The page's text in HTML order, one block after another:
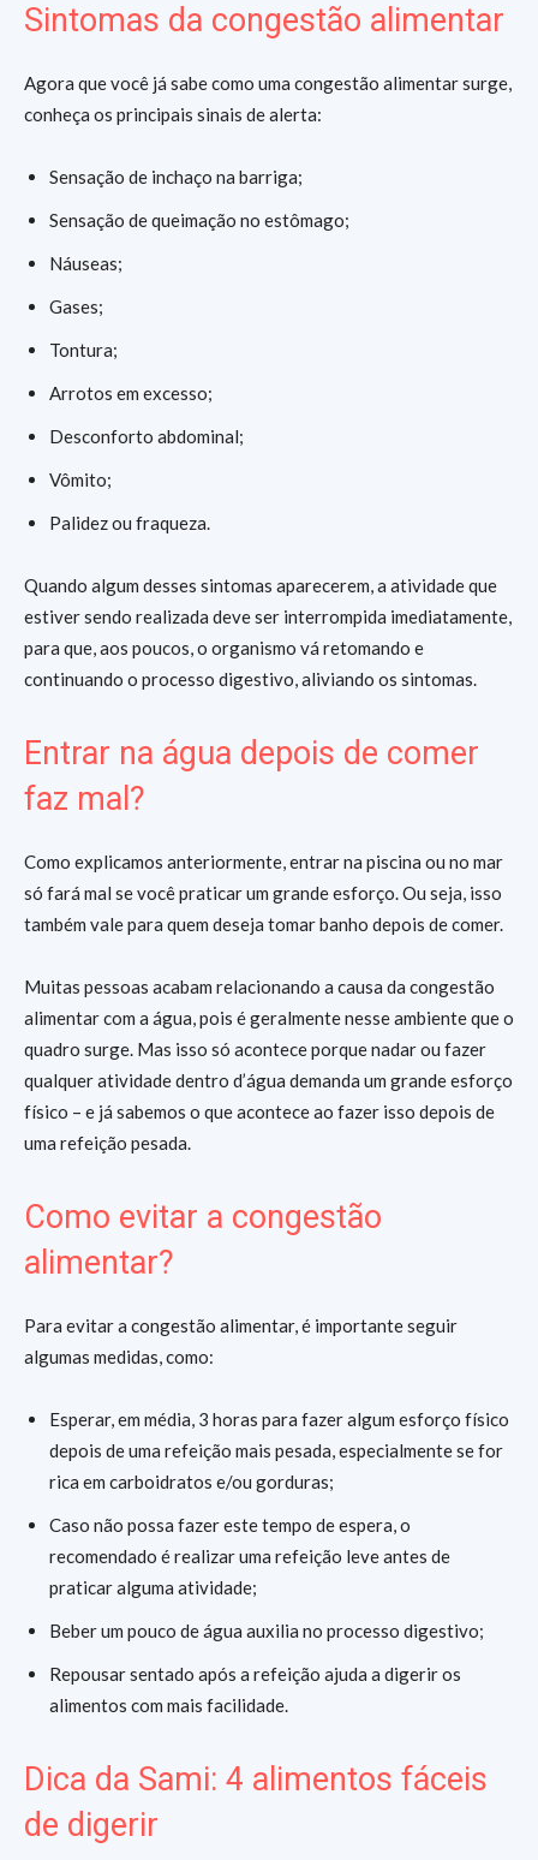
Sintomas da congestão alimentar
Agora que você já sabe como uma congestão alimentar surge,
conheça os principais sinais de alerta:
Sensação de inchaço na barriga;
Sensação de queimação no estômago;
Náuseas;
Gases;
Tontura;
Arrotos em excesso;
Desconforto abdominal;
Vômito;
Palidez ou fraqueza.
Quando algum desses sintomas aparecerem, a atividade que
estiver sendo realizada deve ser interrompida imediatamente,
para que, aos poucos, o organismo vá retomando e
continuando o processo digestivo, aliviando os sintomas.
Entrar na água depois de comer
faz mal?
Como explicamos anteriormente, entrar na piscina ou no mar
só fará mal se você praticar um grande esforço. Ou seja, isso
também vale para quem deseja tomar banho depois de comer.
Muitas pessoas acabam relacionando a causa da congestão
alimentar com a água, pois é geralmente nesse ambiente que o
quadro surge. Mas isso só acontece porque nadar ou fazer
qualquer atividade dentro d’água demanda um grande esforço
físico – e já sabemos o que acontece ao fazer isso depois de
uma refeição pesada.
Como evitar a congestão
alimentar?
Para evitar a congestão alimentar, é importante seguir
algumas medidas, como:
Esperar, em média, 3 horas para fazer algum esforço físico
depois de uma refeição mais pesada, especialmente se for
rica em carboidratos e/ou gorduras;
Caso não possa fazer este tempo de espera, o
recomendado é realizar uma refeição leve antes de
praticar alguma atividade;
Beber um pouco de água auxilia no processo digestivo;
Repousar sentado após a refeição ajuda a digerir os
alimentos com mais facilidade.
Dica da Sami: 4 alimentos fáceis
de digerir